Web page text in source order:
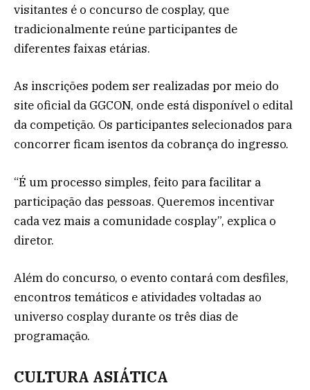
visitantes é o concurso de cosplay, que
tradicionalmente reúne participantes de
diferentes faixas etárias.
As inscrições podem ser realizadas por meio do
site oficial da GGCON, onde está disponível o edital
da competição. Os participantes selecionados para
concorrer ficam isentos da cobrança do ingresso.
“É um processo simples, feito para facilitar a
participação das pessoas. Queremos incentivar
cada vez mais a comunidade cosplay”, explica o
diretor.
Além do concurso, o evento contará com desfiles,
encontros temáticos e atividades voltadas ao
universo cosplay durante os três dias de
programação.
CULTURA ASIÁTICA